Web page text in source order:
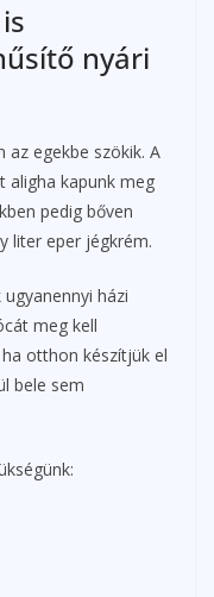
nyári
az egekbe szökik. A
aligha kapunk meg
pedig bőven
liter eper jégkrém.
házi
meg kell
otthon készítjük el
bele sem